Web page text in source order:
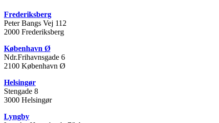
Frederiksberg
Peter Bangs Vej 112
2000 Frederiksberg
København Ø
Ndr.Frihavnsgade 6
2100 København Ø
Helsingør
Stengade 8
3000 Helsingør
Lyngby